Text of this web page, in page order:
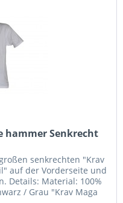
hammer Senkrecht
senkrechten "Krav
auf der Vorderseite und
Details: Material: 100%
/ Grau "Krav Maga